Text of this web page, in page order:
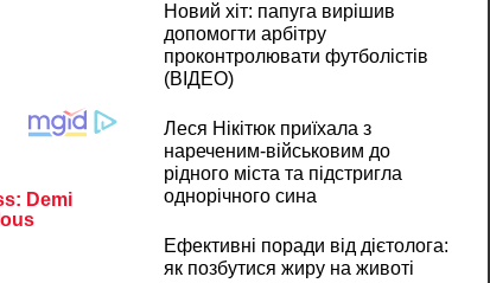
Новий хіт: папуга вирішив
допомогти арбітру
проконтролювати футболістів
(ВІДЕО)
Леся Нікітюк приїхала з
нареченим-військовим до
рідного міста та підстригла
однорічного сина
Ефективні поради від дієтолога:
як позбутися жиру на животі